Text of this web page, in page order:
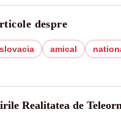
despre
slovacia amical
Realitatea de